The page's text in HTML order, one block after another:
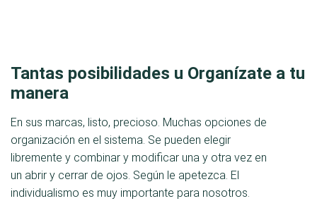
Tantas posibilidades u Organízate a tu
manera
En sus marcas, listo, precioso. Muchas opciones de
organización en el sistema. Se pueden elegir
libremente y combinar y modificar una y otra vez en
un abrir y cerrar de ojos. Según le apetezca. El
individualismo es muy importante para nosotros.